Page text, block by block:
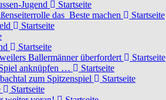
Jugend
Startseite
das Beste machen
Startseite
Startseite
Startseite
Ballermänner überfordert
Startseite
anknüpfen …
Startseite
zum Spitzenspiel
Startseite
Startseite